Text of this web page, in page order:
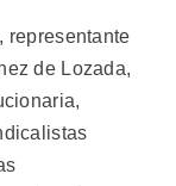
representante
de Lozada,